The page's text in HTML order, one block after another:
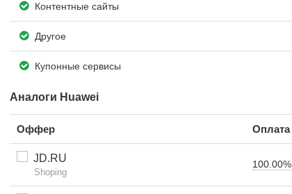
Контентные сайты
Другое
Купонные сервисы
Аналоги Huawei
Оффер Оплата
JD.RU
Shoping
100.00%